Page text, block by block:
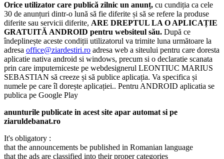
Orice utilizator care publică zilnic un anunț, cu cundiția ca cele
30 de anunțuri dintr-o lună să fie diferite și să se refere la produse
diferite sau servicii diferite, ARE DREPTUL LA O APLICAȚIE
GRATUITĂ ANDROID pentru websiteul său. După ce
îndeplinește aceste condiții utilizatorul va trimite luna următoare la
adresa office@ziardestiri.ro adresa web a siteului pentru care doresta
aplicatie nativa android si windows, precum si o declaratie scanata
prin care imputerniceste pe webdesignerul LEONTIUC MARIUS
SEBASTIAN să creeze și să publice aplicația. Va specifica și
numele pe care îl dorește aplicației.. Pentru ANDROID aplicatia se
publica pe Google Play
anunturile publicate in acest site apar automat si pe
ziaruldebanat.ro
It's obligatory :
that the announcements be published in Romanian language
that the ads are classified into their proper categories